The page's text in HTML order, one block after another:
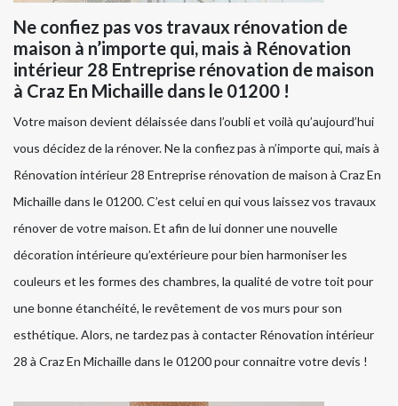
Ne confiez pas vos travaux rénovation de
maison à n’importe qui, mais à Rénovation
intérieur 28 Entreprise rénovation de maison
à Craz En Michaille dans le 01200 !
Votre maison devient délaissée dans l’oubli et voilà qu’aujourd’hui
vous décidez de la rénover. Ne la confiez pas à n’importe qui, mais à
Rénovation intérieur 28 Entreprise rénovation de maison à Craz En
Michaille dans le 01200. C’est celui en qui vous laissez vos travaux
rénover de votre maison. Et afin de lui donner une nouvelle
décoration intérieure qu’extérieure pour bien harmoniser les
couleurs et les formes des chambres, la qualité de votre toit pour
une bonne étanchéité, le revêtement de vos murs pour son
esthétique. Alors, ne tardez pas à contacter Rénovation intérieur
28 à Craz En Michaille dans le 01200 pour connaitre votre devis !